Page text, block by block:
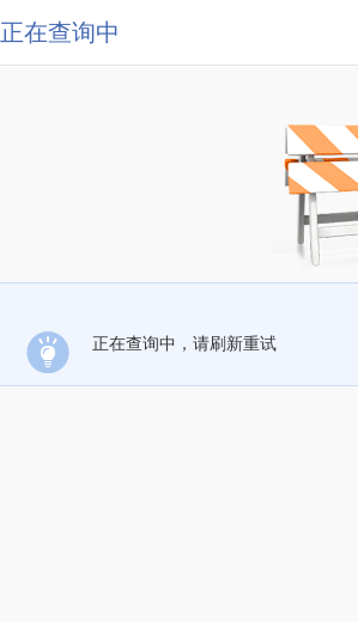
正在查询中
正在查询中，请刷新重试